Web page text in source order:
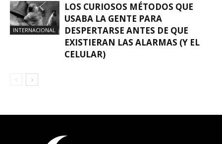
INTERNACIONAL
LOS CURIOSOS MÉTODOS QUE
USABA LA GENTE PARA
DESPERTARSE ANTES DE QUE
EXISTIERAN LAS ALARMAS (Y EL
CELULAR)